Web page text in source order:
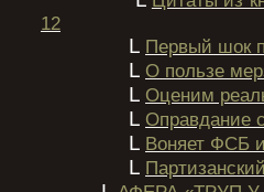
12
L Первый шок
L О пользе
L Оценим
L Оправдание
L Воняет ФСБ
L